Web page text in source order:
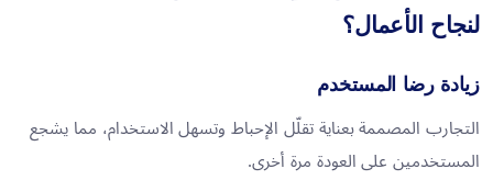
لنجاح الأعمال؟
زيادة رضا المستخدم
التجارب المصممة بعناية تقلّل الإحباط وتسهل الاستخدام، مما يشجع
المستخدمين على العودة مرة أخرى.